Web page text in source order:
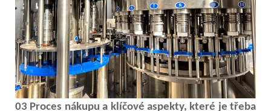
03 Proces nákupu a klíčové aspekty, které je třeba